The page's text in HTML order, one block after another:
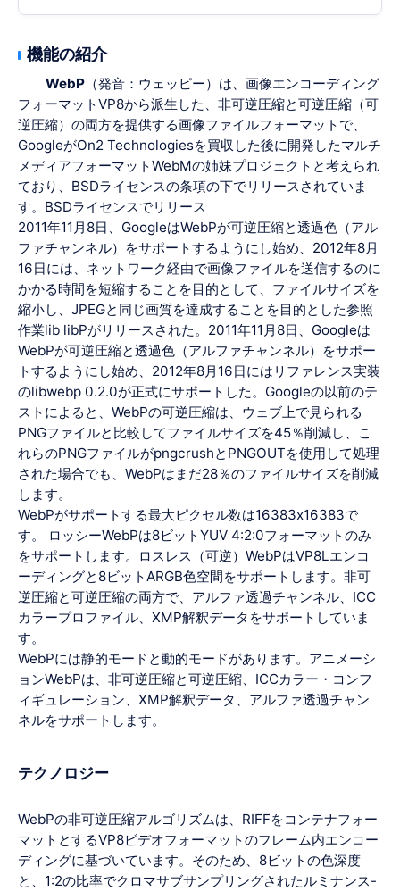
機能の紹介
WebP（発音：ウェッピー）は、画像エンコーディング
フォーマットVP8から派生した、非可逆圧縮と可逆圧縮（可
逆圧縮）の両方を提供する画像ファイルフォーマットで、
GoogleがOn2 Technologiesを買収した後に開発したマルチ
メディアフォーマットWebMの姉妹プロジェクトと考えられ
ており、BSDライセンスの条項の下でリリースされていま
す。BSDライセンスでリリース
2011年11月8日、GoogleはWebPが可逆圧縮と透過色（アル
ファチャンネル）をサポートするようにし始め、2012年8月
16日には、ネットワーク経由で画像ファイルを送信するのに
かかる時間を短縮することを目的として、ファイルサイズを
縮小し、JPEGと同じ画質を達成することを目的とした参照
作業lib libPがリリースされた。2011年11月8日、Googleは
WebPが可逆圧縮と透過色（アルファチャンネル）をサポー
トするようにし始め、2012年8月16日にはリファレンス実装
のlibwebp 0.2.0が正式にサポートした。Googleの以前のテ
ストによると、WebPの可逆圧縮は、ウェブ上で見られる
PNGファイルと比較してファイルサイズを45％削減し、こ
れらのPNGファイルがpngcrushとPNGOUTを使用して処理
された場合でも、WebPはまだ28％のファイルサイズを削減
します。
WebPがサポートする最大ピクセル数は16383x16383で
す。 ロッシーWebPは8ビットYUV 4:2:0フォーマットのみ
をサポートします。ロスレス（可逆）WebPはVP8Lエンコ
ーディングと8ビットARGB色空間をサポートします。非可
逆圧縮と可逆圧縮の両方で、アルファ透過チャンネル、ICC
カラープロファイル、XMP解釈データをサポートしていま
す。
WebPには静的モードと動的モードがあります。アニメーシ
ョンWebPは、非可逆圧縮と可逆圧縮、ICCカラー・コンフ
ィギュレーション、XMP解釈データ、アルファ透過チャン
ネルをサポートします。
テクノロジー
WebPの非可逆圧縮アルゴリズムは、RIFFをコンテナフォー
マットとするVP8ビデオフォーマットのフレーム内エンコー
ディングに基づいています。そのため、8ビットの色深度
と、1:2の比率でクロマサブサンプリングされたルミナンス-